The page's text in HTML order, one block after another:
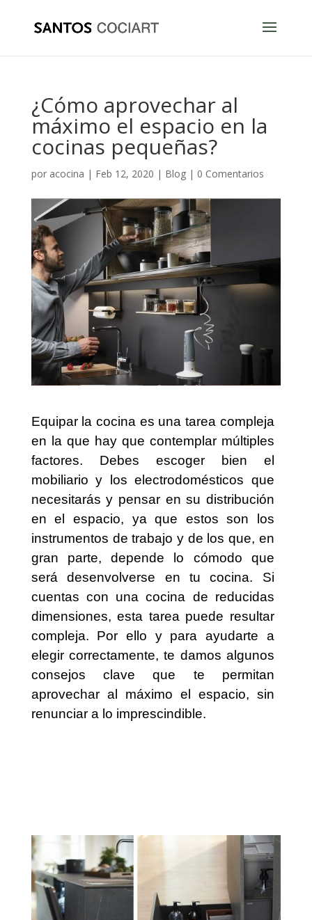
¿Cómo aprovechar al
máximo el espacio en la
cocinas pequeñas?
por acocina | Feb 12, 2020 | Blog| 0 Comentarios
Equipar la cocina es una tarea compleja
en la que hay que contemplar múltiples
factores. Debes escoger bien el
mobiliario y los electrodomésticos que
necesitarás y pensar en su distribución
en el espacio, ya que estos son los
instrumentos de trabajo y de los que, en
gran parte, depende lo cómodo que
será desenvolverse en tu cocina. Si
cuentas con una cocina de reducidas
dimensiones, esta tarea puede resultar
compleja. Por ello y para ayudarte a
elegir correctamente, te damos algunos
consejos clave que te permitan
aprovechar al máximo el espacio, sin
renunciar a lo imprescindible.